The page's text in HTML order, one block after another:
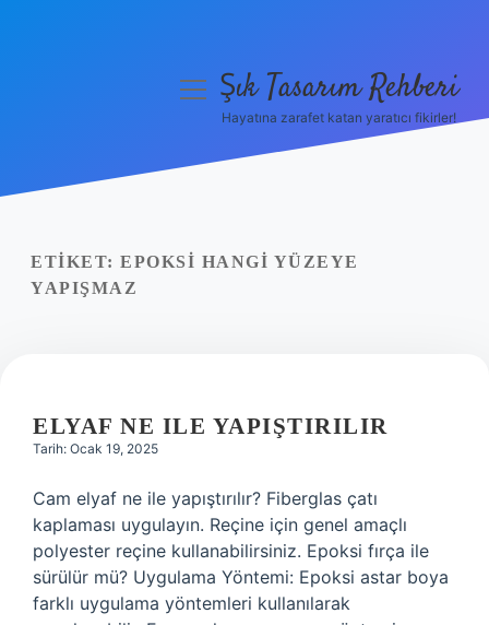
Yasal Uyarı
menüyüŞık Tasarım Rehberi
Hayatına zarafet katan yaratıcı fikirler!
ETIKET: EPOKSI HANGI YÜZEYE
YAPIŞMAZ
ELYAF NE ILE YAPIŞTIRILIR
Tarih: Ocak 19, 2025
Cam elyaf ne ile yapıştırılır? Fiberglas çatı
kaplaması uygulayın. Reçine için genel amaçlı
polyester reçine kullanabilirsiniz. Epoksi fırça ile
sürülür mü? Uygulama Yöntemi: Epoksi astar boya
farklı uygulama yöntemleri kullanılarak